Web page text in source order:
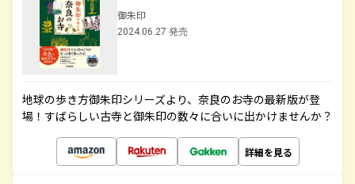
御朱印
2024.06.27 発売
地球の歩き方御朱印シリーズより、奈良のお寺の最新版が登
場！すばらしい古寺と御朱印の数々に合いに出かけませんか？
詳細を見る